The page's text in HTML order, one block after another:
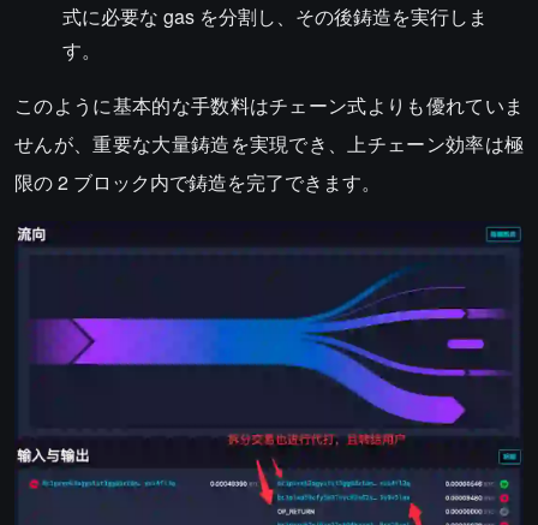
式に必要な gas を分割し、その後鋳造を実行しま
す。
このように基本的な手数料はチェーン式よりも優れていま
せんが、重要な大量鋳造を実現でき、上チェーン効率は極
限の 2 ブロック内で鋳造を完了できます。